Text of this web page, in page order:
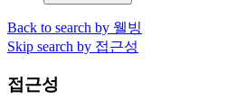
Back to search by 웰빙
Skip search by 접근성
접근성